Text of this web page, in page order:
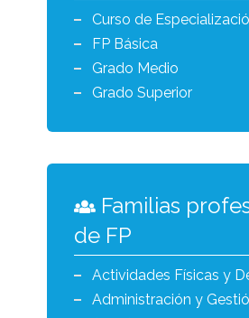
Curso de
FP Básica
Grado Medio
Grado Superior
Familias
de FP
Actividades Físicas y
Administración y